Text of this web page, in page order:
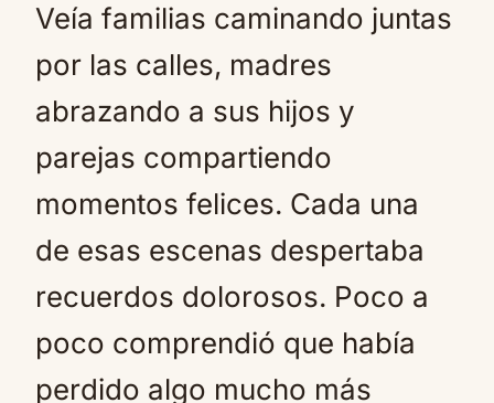
Veía familias caminando juntas
por las calles, madres
abrazando a sus hijos y
parejas compartiendo
momentos felices. Cada una
de esas escenas despertaba
recuerdos dolorosos. Poco a
poco comprendió que había
perdido algo mucho más